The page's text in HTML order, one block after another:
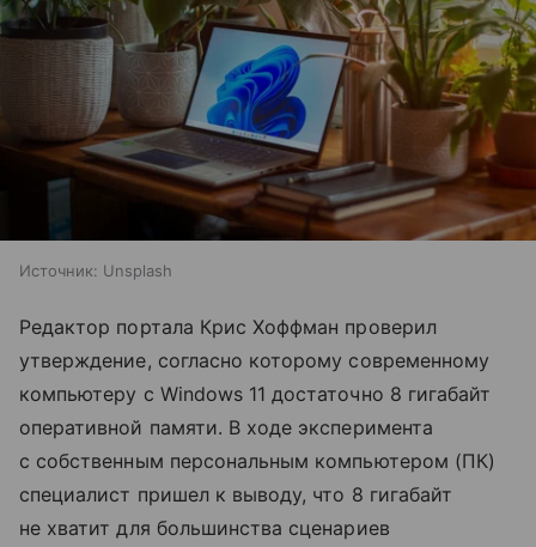
Источник: Unsplash
Редактор портала Крис Хоффман проверил
утверждение, согласно которому современному
компьютеру с Windows 11 достаточно 8 гигабайт
оперативной памяти. В ходе эксперимента
с собственным персональным компьютером (ПК)
специалист пришел к выводу, что 8 гигабайт
не хватит для большинства сценариев